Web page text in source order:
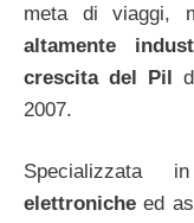
meta di viaggi,
altamente
crescita del Pil
2007.
Specializzata
elettroniche ed